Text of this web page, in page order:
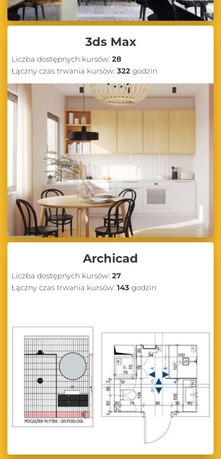
3ds Max
Liczba dostępnych kursów: 28
Łączny czas trwania kursów: 322 godzin
Archicad
Liczba dostępnych kursów: 27
Łączny czas trwania kursów: 143 godzin